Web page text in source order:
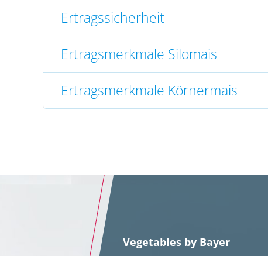
Ertragssicherheit
Ertragsmerkmale Silomais
Ertragsmerkmale Körnermais
Vegetables by Bayer